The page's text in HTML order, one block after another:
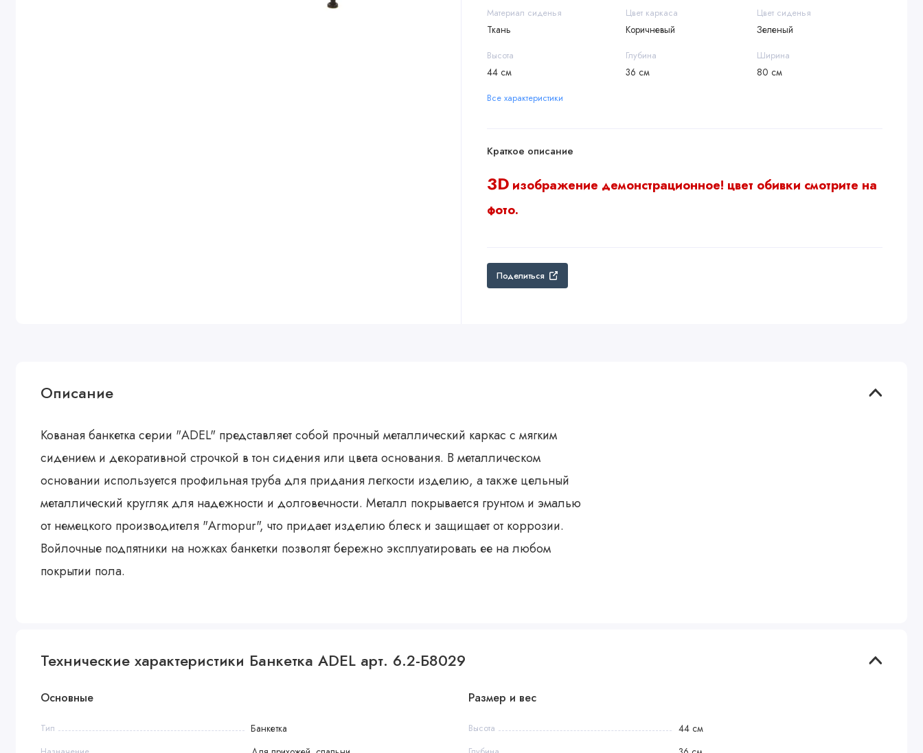
Материал сиденья
Ткань
Цвет каркаса
Коричневый
Цвет сиденья
Зеленый
Высота
44 см
Глубина
36 см
Ширина
80 см
Все характеристики
Краткое описание
3D изображение демонстрационное! цвет обивки смотрите на
фото.
Поделиться
Описание
Кованая банкетка серии "ADEL" представляет собой прочный металлический каркас с мягким
сидением и декоративной строчкой в тон сидения или цвета основания. В металлическом
основании используется профильная труба для придания легкости изделию, а также цельный
металлический кругляк для надежности и долговечности. Металл покрывается грунтом и эмалью
от немецкого производителя "Armopur", что придает изделию блеск и защищает от коррозии.
Войлочные подпятники на ножках банкетки позволят бережно эксплуатировать ее на любом
покрытии пола.
Технические характеристики Банкетка ADEL арт. 6.2-Б8029
Основные
Тип Банкетка
Размер и вес
Высота 44 см